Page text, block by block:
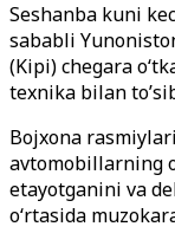
Seshanba kuni
sababli
(Kipi) chegara
texnika bilan
Bojxona
avtomobillarning
etayotganini va
o‘rtasida